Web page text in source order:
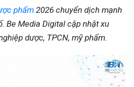
phẩm 2026 chuyển dịch mạnh
Be Media Digital cập nhật xu
dược, TPCN, mỹ phẩm.